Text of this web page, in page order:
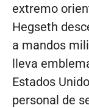
extremo
Hegseth
a mandos
lleva
Estados
personal de